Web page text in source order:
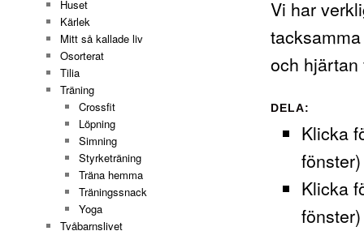
Vi har
och
DELA:
Klicka
fönster)
Klicka
fönster)
Huset
Kärlek
Mitt så kallade liv
Osorterat
Tilia
Träning
Crossfit
Löpning
Simning
Styrketräning
Träna hemma
Träningssnack
Yoga
Tvåbarnslivet